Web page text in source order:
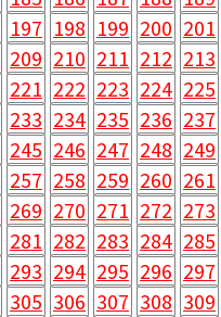
197 198 199 200 201
209 210 211 212 213
221 222 223 224 225
233 234 235 236 237
245 246 247 248 249
257 258 259 260 261
269 270 271 272 273
281 282 283 284 285
293 294 295 296 297
305 306 307 308 309